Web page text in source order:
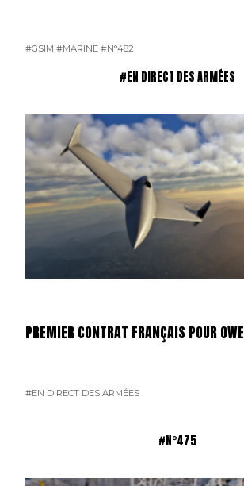
#GSIM #MARINE #N°482
#EN DIRECT DES ARMÉES
PREMIER CONTRAT FRANÇAIS POUR OWE
#EN DIRECT DES ARMÉES
#N°475